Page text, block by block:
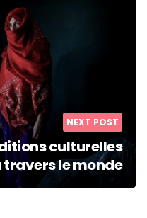
NEXT POST
culturelles
travers le monde